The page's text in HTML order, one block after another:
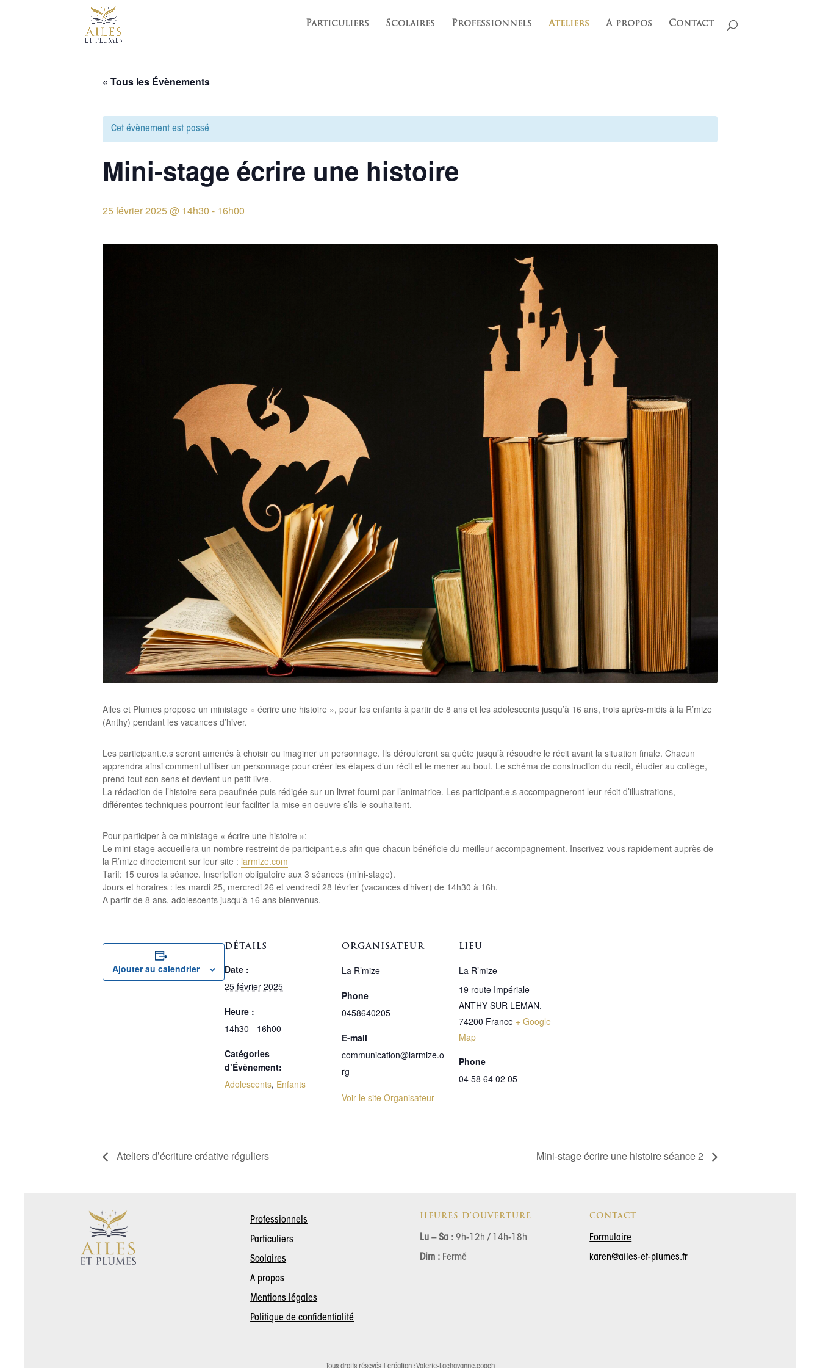
Particuliers Scolaires Professionnels Ateliers A propos Contact
« Tous les Évènements
Cet évènement est passé
Mini-stage écrire une histoire
25 février 2025 @ 14h30 - 16h00
Ailes et Plumes propose un ministage « écrire une histoire », pour les enfants à partir de 8 ans et les adolescents jusqu’à 16 ans, trois après-midis à la R’mize
(Anthy) pendant les vacances d’hiver.
Les participant.e.s seront amenés à choisir ou imaginer un personnage. Ils dérouleront sa quête jusqu’à résoudre le récit avant la situation finale. Chacun
apprendra ainsi comment utiliser un personnage pour créer les étapes d’un récit et le mener au bout. Le schéma de construction du récit, étudier au collège,
prend tout son sens et devient un petit livre.
La rédaction de l’histoire sera peaufinée puis rédigée sur un livret fourni par l’animatrice. Les participant.e.s accompagneront leur récit d’illustrations,
différentes techniques pourront leur faciliter la mise en oeuvre s’ils le souhaitent.
Pour participer à ce ministage « écrire une histoire »:
Le mini-stage accueillera un nombre restreint de participant.e.s afin que chacun bénéficie du meilleur accompagnement. Inscrivez-vous rapidement auprès de
la R’mize directement sur leur site : larmize.com
Tarif: 15 euros la séance. Inscription obligatoire aux 3 séances (mini-stage).
Jours et horaires : les mardi 25, mercredi 26 et vendredi 28 février (vacances d’hiver) de 14h30 à 16h.
A partir de 8 ans, adolescents jusqu’à 16 ans bienvenus.
Ajouter au calendrier
DÉTAILS
Date :
25 février 2025
Heure :
14h30 - 16h00
Catégories
d’Évènement:
Adolescents, Enfants
ORGANISATEUR
La R’mize
Phone
0458640205
E-mail
communication@larmize.o
rg
Voir le site Organisateur
LIEU
La R’mize
19 route Impériale
ANTHY SUR LEMAN,
74200 France + Google
Map
Phone
04 58 64 02 05
Ateliers d’écriture créative réguliers Mini-stage écrire une histoire séance 2
Professionnels
Particuliers
Scolaires
A propos
Mentions légales
Politique de confidentialité
HEURES D’OUVERTURE
Lu – Sa : 9h-12h / 14h-18h
Dim : Fermé
CONTACT
Formulaire
karen@ailes-et-plumes.fr